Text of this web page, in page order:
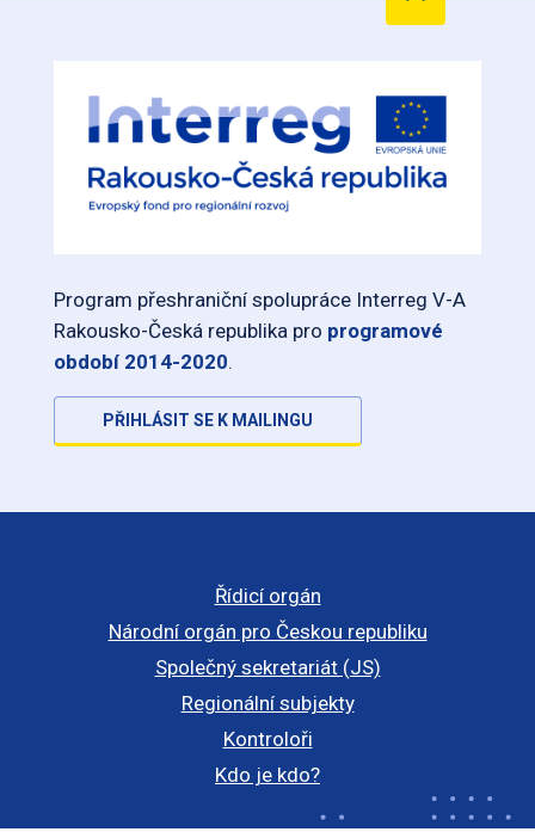
Program přeshraniční spolupráce Interreg V-A
Rakousko-Česká republika pro programové
období 2014-2020.
PŘIHLÁSIT SE K MAILINGU
Řídicí orgán
Národní orgán pro Českou republiku
Společný sekretariát (JS)
Regionální subjekty
Kontroloři
Kdo je kdo?